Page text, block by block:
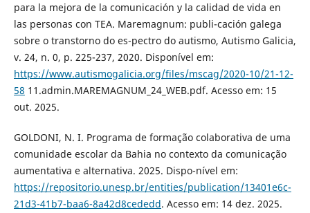
para la mejora de la comunicación y la calidad de vida en
las personas con TEA. Maremagnum: publi-cación galega
sobre o transtorno do es-pectro do autismo, Autismo Galicia,
v. 24, n. 0, p. 225-237, 2020. Disponível em:
https://www.autismogalicia.org/files/mscag/2020-10/21-12-
58 11.admin.MAREMAGNUM_24_WEB.pdf. Acesso em: 15
out. 2025.
GOLDONI, N. I. Programa de formação colaborativa de uma
comunidade escolar da Bahia no contexto da comunicação
aumentativa e alternativa. 2025. Dispo-nível em:
https://repositorio.unesp.br/entities/publication/13401e6c-
21d3-41b7-baa6-8a42d8cededd. Acesso em: 14 dez. 2025.